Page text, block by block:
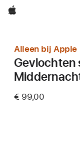
Apple
Alleen bij Apple
Gevlochten
€ 99,00